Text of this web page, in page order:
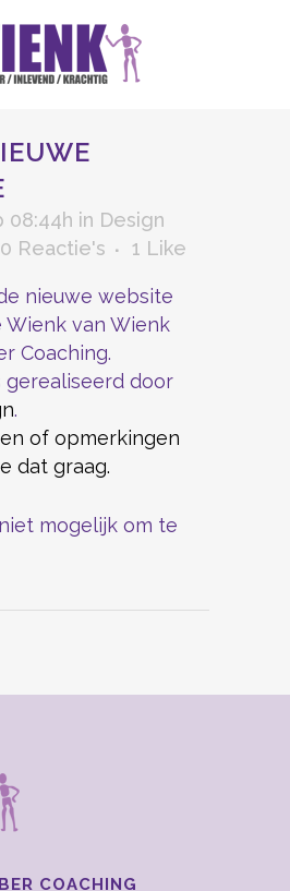
08:44h in Design
0 Reactie's 1 Like
nieuwe website
Wienk van Wienk
Coaching.
gerealiseerd door
.
of opmerkingen
dat graag.
mogelijk om te
COACHING